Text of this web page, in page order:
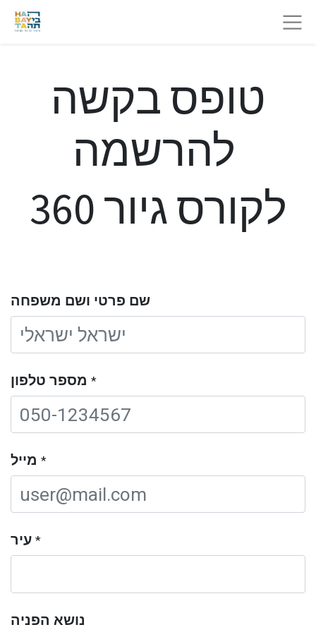
טופס בקשה
לקורס גיור 360
שם פרטי ושם משפחה
מספר טלפון *
מייל *
עיר *
נושא הפניה